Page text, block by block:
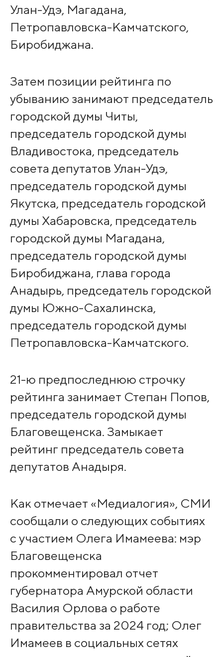
Улан-Удэ, Магадана,
Петропавловска-Камчатского,
Биробиджана.
Затем позиции рейтинга по
убыванию занимают председатель
городской думы Читы,
председатель городской думы
Владивостока, председатель
совета депутатов Улан-Удэ,
председатель городской думы
Якутска, председатель городской
думы Хабаровска, председатель
городской думы Магадана,
председатель городской думы
Биробиджана, глава города
Анадырь, председатель городской
думы Южно-Сахалинска,
председатель городской думы
Петропавловска-Камчатского.
21-ю предпоследнюю строчку
рейтинга занимает Степан Попов,
председатель городской думы
Благовещенска. Замыкает
рейтинг председатель совета
депутатов Анадыря.
Как отмечает «Медиалогия», СМИ
сообщали о следующих событиях
с участием Олега Имамеева: мэр
Благовещенска
прокомментировал отчет
губернатора Амурской области
Василия Орлова о работе
правительства за 2024 год; Олег
Имамеев в социальных сетях